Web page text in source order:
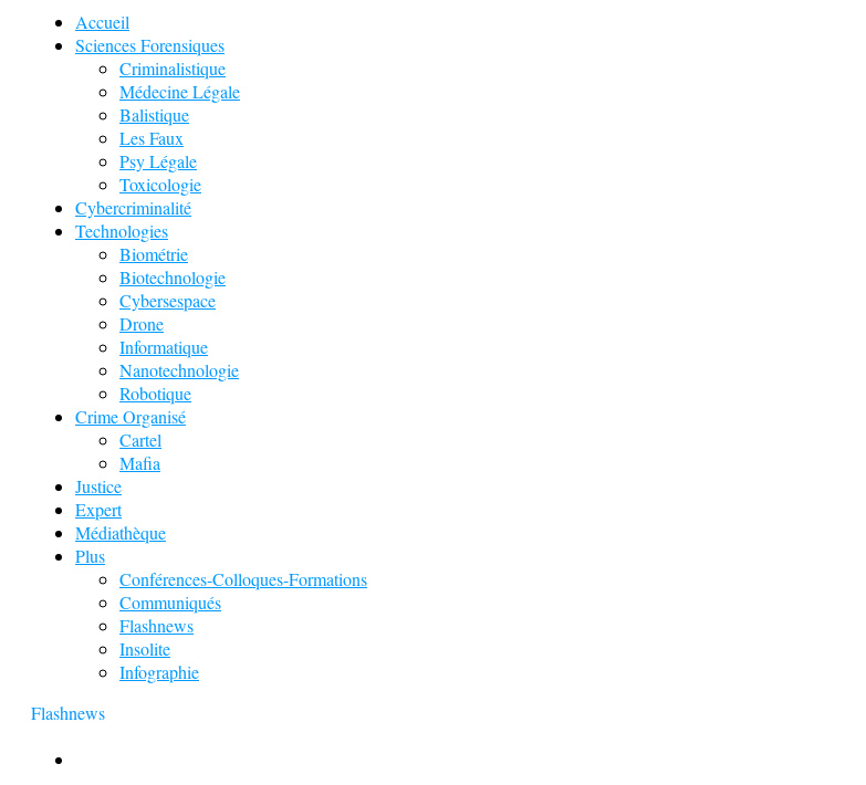
Accueil
Sciences Forensiques
Criminalistique
Médecine Légale
Balistique
Les Faux
Psy Légale
Toxicologie
Cybercriminalité
Technologies
Biométrie
Biotechnologie
Cybersespace
Drone
Informatique
Nanotechnologie
Robotique
Crime Organisé
Cartel
Mafia
Justice
Expert
Médiathèque
Plus
Conférences-Colloques-Formations
Communiqués
Flashnews
Insolite
Infographie
Flashnews